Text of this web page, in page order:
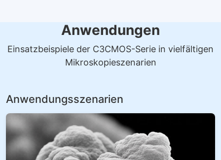
Anwendungen
Einsatzbeispiele der C3CMOS-Serie in vielfältigen
Mikroskopieszenarien
Anwendungsszenarien